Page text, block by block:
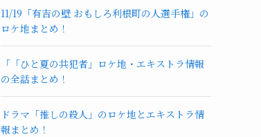
11/19「有吉の壁 おもしろ利根町の人選手権」の
ロケ地まとめ！
「「ひと夏の共犯者」ロケ地・エキストラ情報
の全話まとめ！
ドラマ「推しの殺人」のロケ地とエキストラ情
報まとめ！